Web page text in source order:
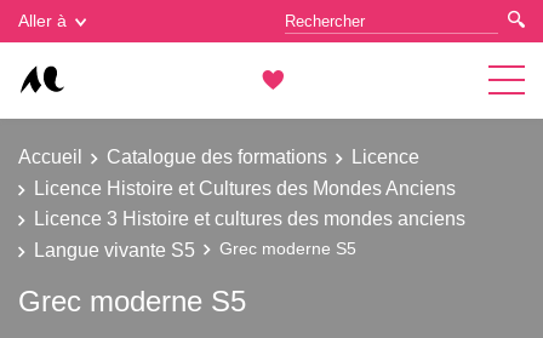
Aller à
Accueil Catalogue des formations
Licence
Licence Histoire et Cultures des Mondes Anciens
Licence 3 Histoire et cultures des mondes anciens
Langue vivante S5
Grec moderne S5
Grec moderne S5
Gestion des cookies